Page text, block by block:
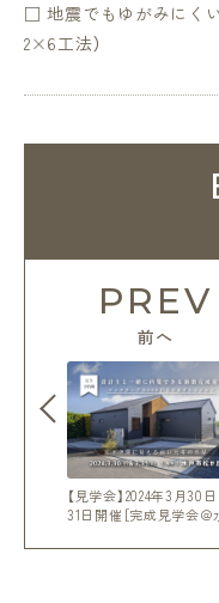
□ 地震でもゆがみにく
2×6工法）
PREV
前へ
【見学会】2024年3月30日
31日開催［完成見学会＠